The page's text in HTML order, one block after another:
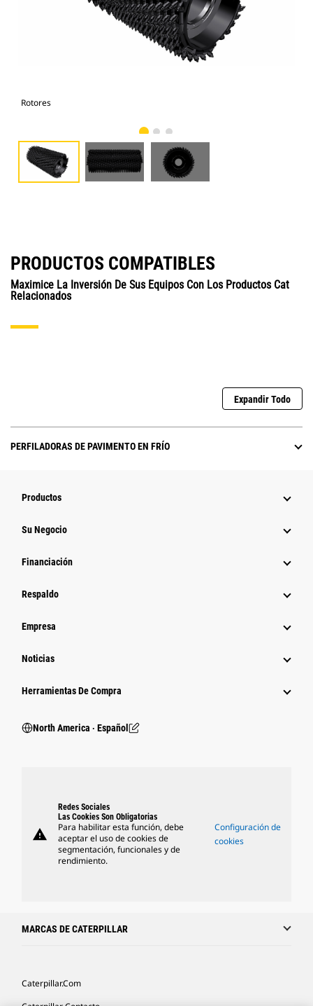
Rotores
PRODUCTOS COMPATIBLES
Maximice La Inversión De Sus Equipos Con Los Productos Cat
Relacionados
Expandir Todo
PERFILADORAS DE PAVIMENTO EN FRÍO
Productos
Su Negocio
Financiación
Respaldo
Empresa
Noticias
Herramientas De Compra
North America ‧ Español
warning
Redes Sociales
Las Cookies Son Obligatorias
Para habilitar esta función, debe
aceptar el uso de cookies de
segmentación, funcionales y de
rendimiento.
Configuración de
cookies
MARCAS DE CATERPILLAR
Caterpillar.com